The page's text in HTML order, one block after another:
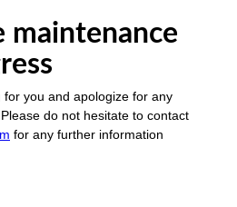
maintenance
for you and apologize for any
do not hesitate to contact
for any further information